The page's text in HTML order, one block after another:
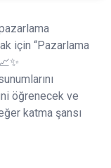
için “Pazarlama
öğrenecek ve
katma şansı